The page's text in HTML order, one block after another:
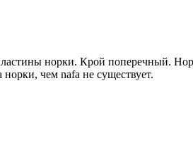
норки. Крой поперечный.
чем nafa не существует.